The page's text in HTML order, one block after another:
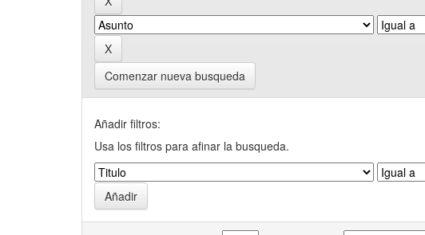
Comenzar nueva busqueda
Añadir filtros:
Usa los filtros para afinar la busqueda.